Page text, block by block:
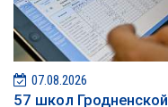
07.08.2026
57 школ Гродненской